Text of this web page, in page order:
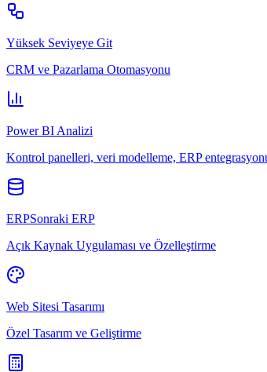
Yüksek Seviyeye Git
CRM ve Pazarlama Otomasyonu
Power BI Analizi
Kontrol panelleri, veri modelleme, ERP
ERPSonraki ERP
Açık Kaynak Uygulaması ve Özelleştirme
Web Sitesi Tasarımı
Özel Tasarım ve Geliştirme